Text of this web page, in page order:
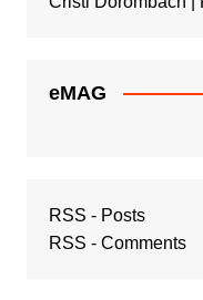
eMAG
RSS - Posts
RSS - Comments